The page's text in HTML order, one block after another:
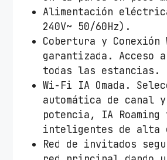
Alimentación
240V~ 50/60Hz).
Cobertura y Conexión
garantizada. Acceso
todas las estancias.
Wi-Fi IA Omada.
automática de canal
potencia, IA Roaming
inteligentes de alta
Red de invitados